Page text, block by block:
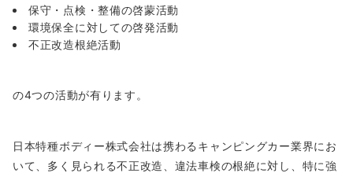
保守・点検・整備の啓蒙活動
環境保全に対しての啓発活動
不正改造根絶活動
の4つの活動が有ります。
日本特種ボディー株式会社は携わるキャンピングカー業界にお
いて、多く見られる不正改造、違法車検の根絶に対し、特に強